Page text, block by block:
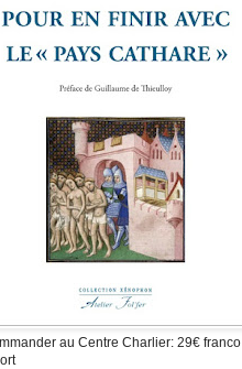
au Centre Charlier: 29€ franco